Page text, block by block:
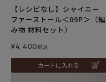
【レシピなし】シャイニー
ファーストール＜09P＞（編
み物 材料セット）
¥4,400税込
カートに入れる